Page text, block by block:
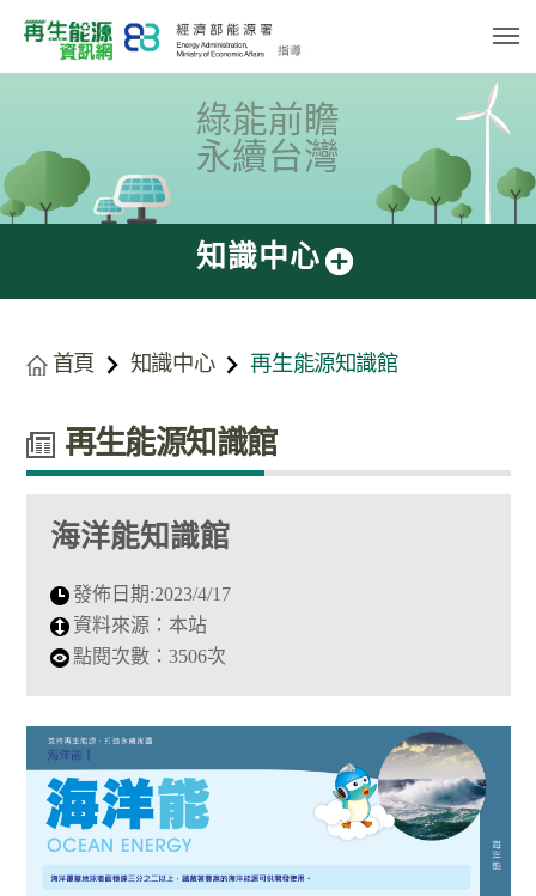
綠能前瞻
永續台灣
知識中心
首頁 知識中心 再生能源知識館
再生能源知識館
海洋能知識館
發佈日期:2023/4/17
資料來源： 本站
點閱次數： 3506次